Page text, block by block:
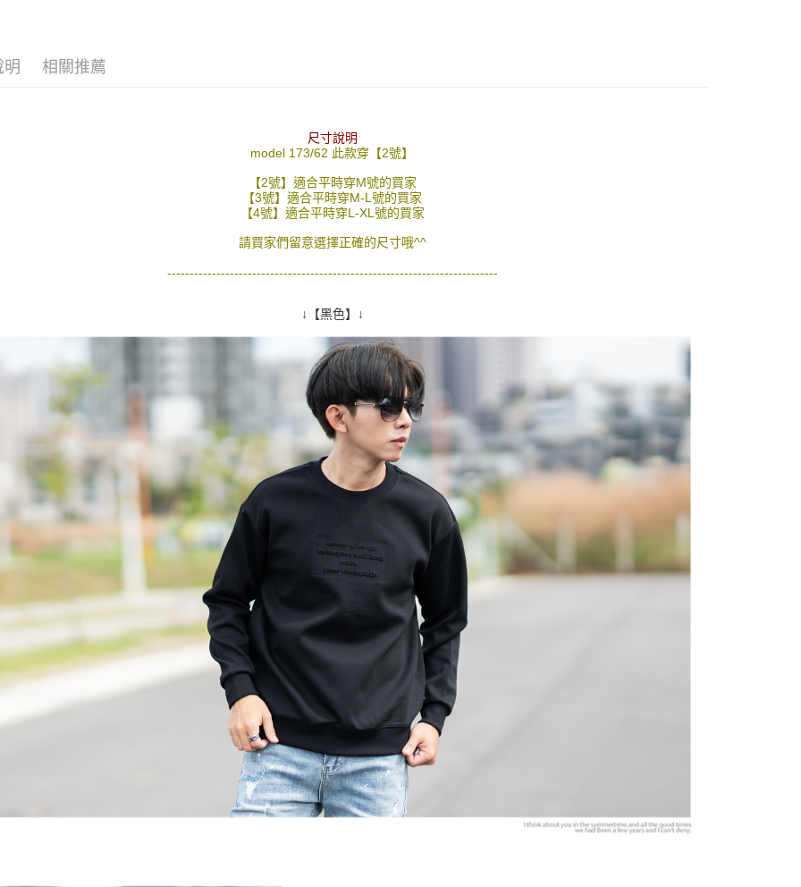
／ATM／網路銀行／等多元方式進行付款，方視為交易完成。
※ 請注意：結帳手續完成當下不需立刻繳費，但若您需要取消訂單，請聯
先享後付繳納相關費用。
※ 交易是否成功請以「AFTEE先享後付 」之結帳頁面顯示為準，若有關於
是否繳費成功／繳費後需取消欲退款等相關疑問，請聯繫「AFTEE先享後
付客戶支援中心」
求債權轉讓予恩沛科技股份有限公司。
https://aftee.tw/terms/#terms3
３．未成年的使用者請事先徵得法定代理人或監護人之同意方可使用
「AFTEE先享後付」，若未經同意申辦者引起之損失，本公司不負相關責
任。
４．使用「AFTEE先享後付」時，將依據個別帳號之用戶狀況，依本公司
即時審查核予不同之上限額度；若仍有額度不足之情形，本公司將視審查
結果請求用戶進行身份認證。
５．嚴禁一人註冊多個帳號或使用他人資訊註冊。若發現惡意使用之情
形，恩沛科技股份有限公司將有權停止該用戶之使用額度並採取法律行
動。
每筆NT$80，滿NT$1,800(含以上)免運費
7-11付款取貨
每筆NT$80，滿NT$1,800(含以上)免運費
先付款後7-11取貨
每筆NT$80，滿NT$1,800(含以上)免運費
宅配
明 相關推薦
尺寸說明
model 173/62 此款穿【2號】
【2號】適合平時穿M號的買家
【3號】適合平時穿M-L號的買家
【4號】適合平時穿L-XL號的買家
請買家們留意選擇正確的尺寸哦^^
--------------------------------------------------------------------------
↓【黑色】↓